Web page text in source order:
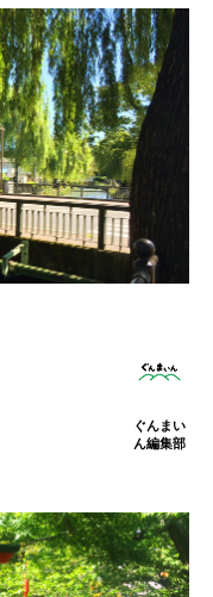
ズ
スポット
世界遺産
保
公園 前橋市
畑
社 自然
ぐんまい
ん編集部